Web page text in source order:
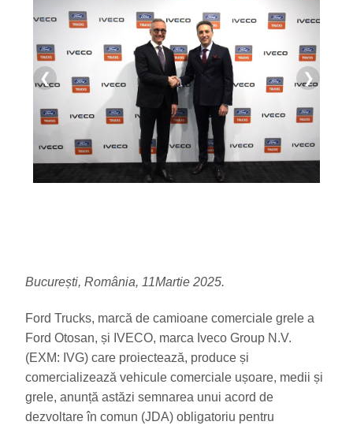
❮ ❯
București, România, 11Martie 2025.
Ford Trucks, marcă de camioane comerciale grele a
Ford Otosan, și IVECO, marca Iveco Group N.V.
(EXM: IVG) care proiectează, produce și
comercializează vehicule comerciale ușoare, medii și
grele, anunță astăzi semnarea unui acord de
dezvoltare în comun (JDA) obligatoriu pentru